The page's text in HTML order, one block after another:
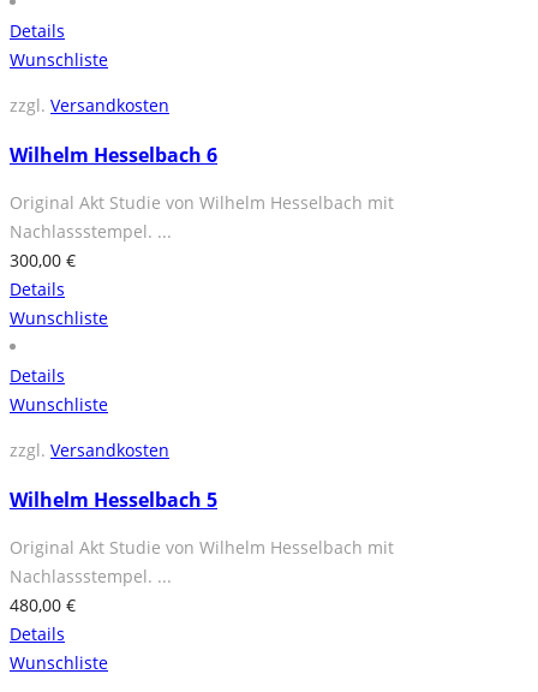
Details
Wunschliste
zzgl. Versandkosten
Wilhelm Hesselbach 6
Original Akt Studie von Wilhelm Hesselbach mit
Nachlassstempel. ...
300,00 €
Details
Wunschliste
Details
Wunschliste
zzgl. Versandkosten
Wilhelm Hesselbach 5
Original Akt Studie von Wilhelm Hesselbach mit
Nachlassstempel. ...
480,00 €
Details
Wunschliste